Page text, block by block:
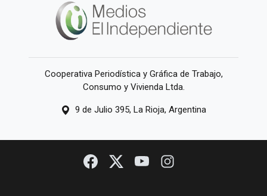
Cooperativa Periodística y Gráfica de Trabajo,
Consumo y Vivienda Ltda.
9 de Julio 395, La Rioja, Argentina